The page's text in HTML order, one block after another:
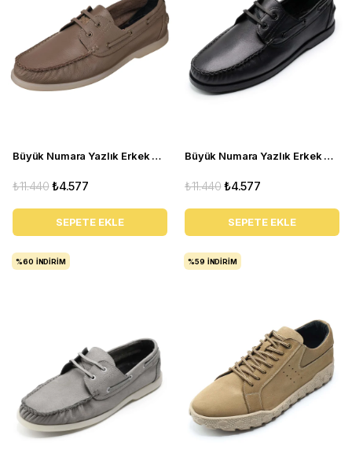
Büyük Numara Yazlık Erkek Ayakkabısı Utkan001 Vizon
₺4.577
₺11.440
SEPETE EKLE
Büyük Numara Yazlık Erkek Ayakkabı - Utkan001 Siyah Deri
₺4.577
₺11.440
SEPETE EKLE
%60 İNDIRIM %59 İNDIRIM